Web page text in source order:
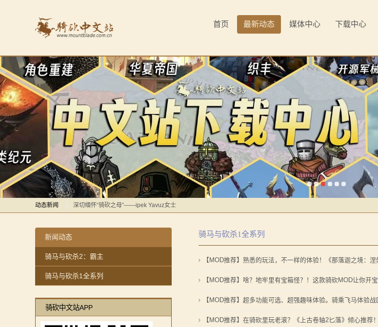
首页 最新动态 媒体中心 下载中心
动态新闻
感谢你们，与我们一起缅怀ipek
【MOD精选】方旗直接原地坐牢！我的罗多克回来啦！《罗多克的崛起》让你轻松反骑！
深切缅怀“骑砍之母”——ipek Yavuz女士
【MOD精选】重生之我在卡拉迪亚当剑修！《修仙·飞剑》让骑砍2变修真界！
【MOD精选】古典时代大舞台！有兵有将你就来！《公元275年前的战帆》带你领略历史的厚重！
【MOD精选】和几十号兄弟开黑攻城！《一起霸主》让你告别单人模式！
【MOD精选】别人砍杀打仗，我在朝堂玩派系博弈！《内战》让骑友体验被领主起兵逼宫！
骑砍2《战帆》v1.2.7与本体v1.4.7正式版更新日志
【MOD精选】方旗直接原地坐牢！我的罗多克回来啦！《罗多克的崛起》让你轻松反骑！
深切缅怀“骑砍之母”——ipek Yavuz女士
【MOD推荐】熟悉的玩法，不一样的体验！《那落迦之境：涅槃歌》全新内容重构更新！
【MOD精选】重生之我在卡拉迪亚当剑修！《修仙·飞剑》让骑砍2变修真界！
【MOD精选】和几十号兄弟开黑攻城！《一起霸主》让你告别单人模式！
【MOD精选】别人砍杀打仗，我在朝堂玩派系博弈！《内战》让骑友体验被领主起兵逼宫！
新闻动态
骑马与砍杀2：霸主
骑马与砍杀1全系列
骑砍中文站APP
骑马与砍杀1全系列
【MOD推荐】熟悉的玩法，不一样的体验！《那落迦之境：涅
【MOD推荐】啥？地牢里有宝箱怪？！这款骑砍MOD让你开
【MOD推荐】超多功能可选、超强趣味体验。骑乘飞马体验
【MOD推荐】在骑砍里玩老滚？《上古卷轴2匕落》倾心推荐！
新
动
态
骑
马
砍